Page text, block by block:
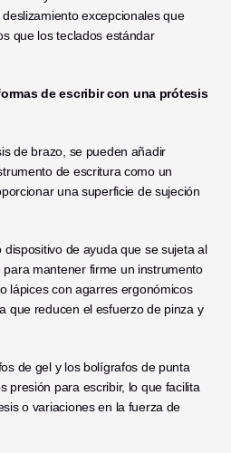
excepcionales que
que los teclados estándar
de escribir con una prótesis
de brazo, se pueden añadir
de escritura como un
una superficie de sujeción
de ayuda que se sujeta al
mantener firme un instrumento
lápices con agarres ergonómicos
que reducen el esfuerzo de pinza y
de gel y los bolígrafos de punta
presión para escribir, lo que facilita
o variaciones en la fuerza de